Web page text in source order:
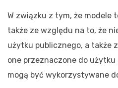
W związku z tym, że modele
także ze względu na to, że
użytku publicznego, a także
one przeznaczone do
mogą być wykorzystywane